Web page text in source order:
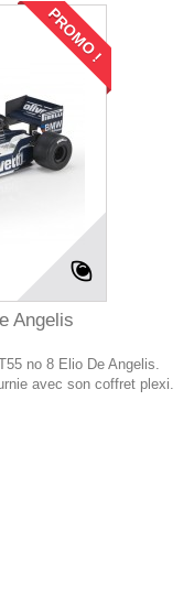
PROMO !
Angelis
no 8 Elio De Angelis.
avec son coffret plexi.